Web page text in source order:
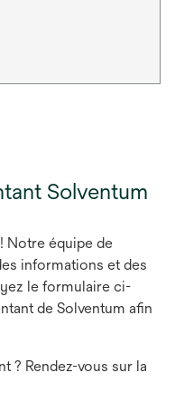
Solventum
Notre équipe de
informations et des
le formulaire ci-
de Solventum afin
? Rendez-vous sur la